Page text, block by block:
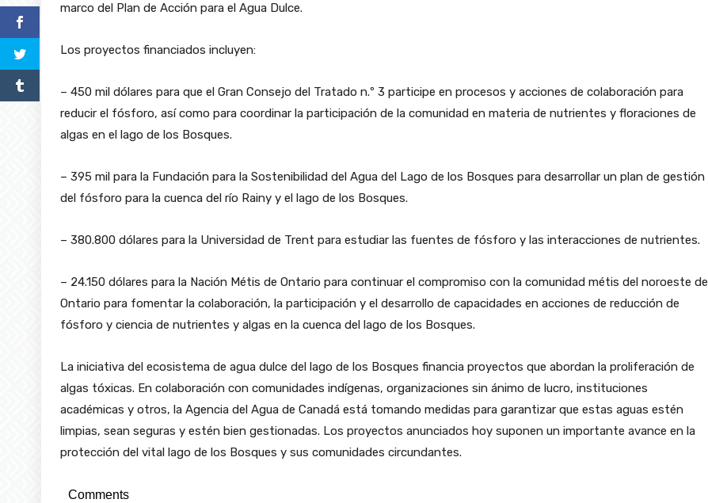
marco del Plan de Acción para el Agua Dulce.
Los proyectos financiados incluyen:
– 450 mil dólares para que el Gran Consejo del Tratado n.º 3 participe en procesos y acciones de colaboración para
reducir el fósforo, así como para coordinar la participación de la comunidad en materia de nutrientes y floraciones de
algas en el lago de los Bosques.
– 395 mil para la Fundación para la Sostenibilidad del Agua del Lago de los Bosques para desarrollar un plan de gestión
del fósforo para la cuenca del río Rainy y el lago de los Bosques.
– 380.800 dólares para la Universidad de Trent para estudiar las fuentes de fósforo y las interacciones de nutrientes.
– 24.150 dólares para la Nación Métis de Ontario para continuar el compromiso con la comunidad métis del noroeste de
Ontario para fomentar la colaboración, la participación y el desarrollo de capacidades en acciones de reducción de
fósforo y ciencia de nutrientes y algas en la cuenca del lago de los Bosques.
La iniciativa del ecosistema de agua dulce del lago de los Bosques financia proyectos que abordan la proliferación de
algas tóxicas. En colaboración con comunidades indígenas, organizaciones sin ánimo de lucro, instituciones
académicas y otros, la Agencia del Agua de Canadá está tomando medidas para garantizar que estas aguas estén
limpias, sean seguras y estén bien gestionadas. Los proyectos anunciados hoy suponen un importante avance en la
protección del vital lago de los Bosques y sus comunidades circundantes.
Comments